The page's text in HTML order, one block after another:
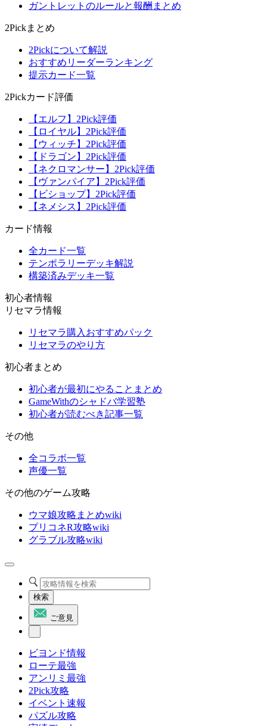
ガントレットのルールと報酬まとめ
2Pickまとめ
2Pickについて解説
おすすめリーダーランキング
提示カード一覧
2Pickカード評価
【エルフ】2Pick評価
【ロイヤル】2Pick評価
【ウィッチ】2Pick評価
【ドラゴン】2Pick評価
【ネクロマンサー】2Pick評価
【ヴァンパイア】2Pick評価
【ビショップ】2Pick評価
【ネメシス】2Pick評価
カード情報
全カード一覧
テンポラリーデッキ解説
構築済みデッキ一覧
初心者情報
リセマラ情報
リセマラ購入おすすめパック
リセマラのやり方
初心者まとめ
初心者が最初にやることまとめ
GameWithのシャドバ学習塾
初心者が読むべき記事一覧
その他
全コラボ一覧
声優一覧
その他のゲーム攻略
ウマ娘攻略まとめwiki
プリコネR攻略wiki
グラブル攻略wiki
検索
ご意見
ビヨンド情報
ローテ最強
アンリミ最強
2Pick攻略
イベント速報
パズル攻略